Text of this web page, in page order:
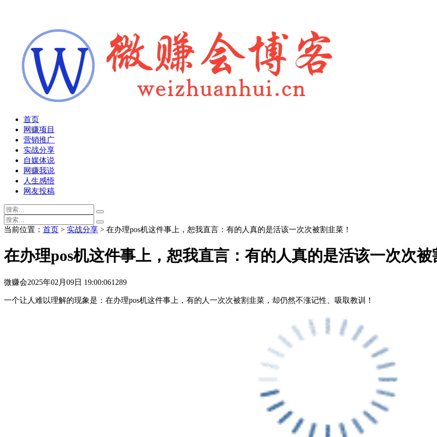
首页
网赚项目
营销推广
实战分享
自媒体说
网赚我说
人生感悟
网友投稿
当前位置： 首页 > 实战分享 > 在办理pos机这件事上，恕我直言：有的人真的是活该一次次被割韭菜！
在办理pos机这件事上，恕我直言：有的人真的是活该一次次
微赚会2025年02月09日 19:00:061289
一个让人难以理解的现象是：在办理pos机这件事上，有的人一次次被割韭菜，却仍然不涨记性、吸取教训！